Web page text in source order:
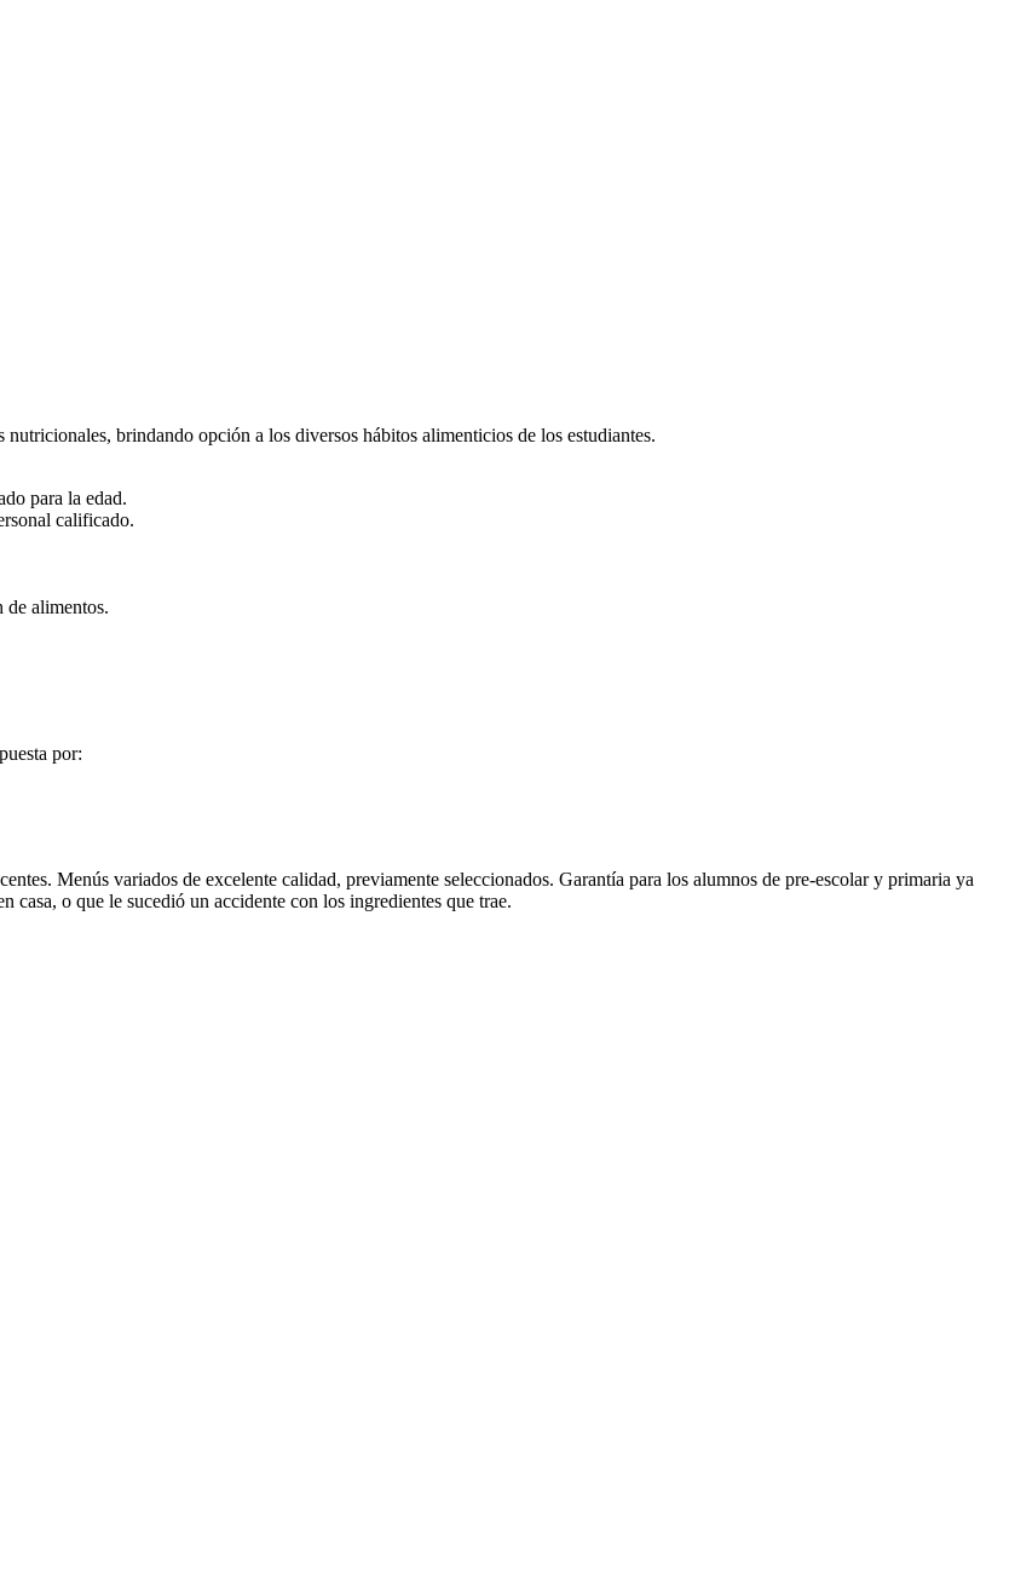
brindando opción a los diversos hábitos alimenticios de los estudiantes.
para la edad.
calificado.
de alimentos.
por:
Menús variados de excelente calidad, previamente seleccionados. Garantía para los alumnos de pre-escolar y primaria ya
casa, o que le sucedió un accidente con los ingredientes que trae.